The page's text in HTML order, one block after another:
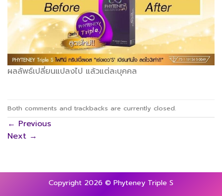
ผลลัพธ์เปลี่ยนแปลงไป แล้วแต่ละบุคคล
Both comments and trackbacks are currently closed.
← Previous
Next →
Copyright 2026 © Phyteney Triple S